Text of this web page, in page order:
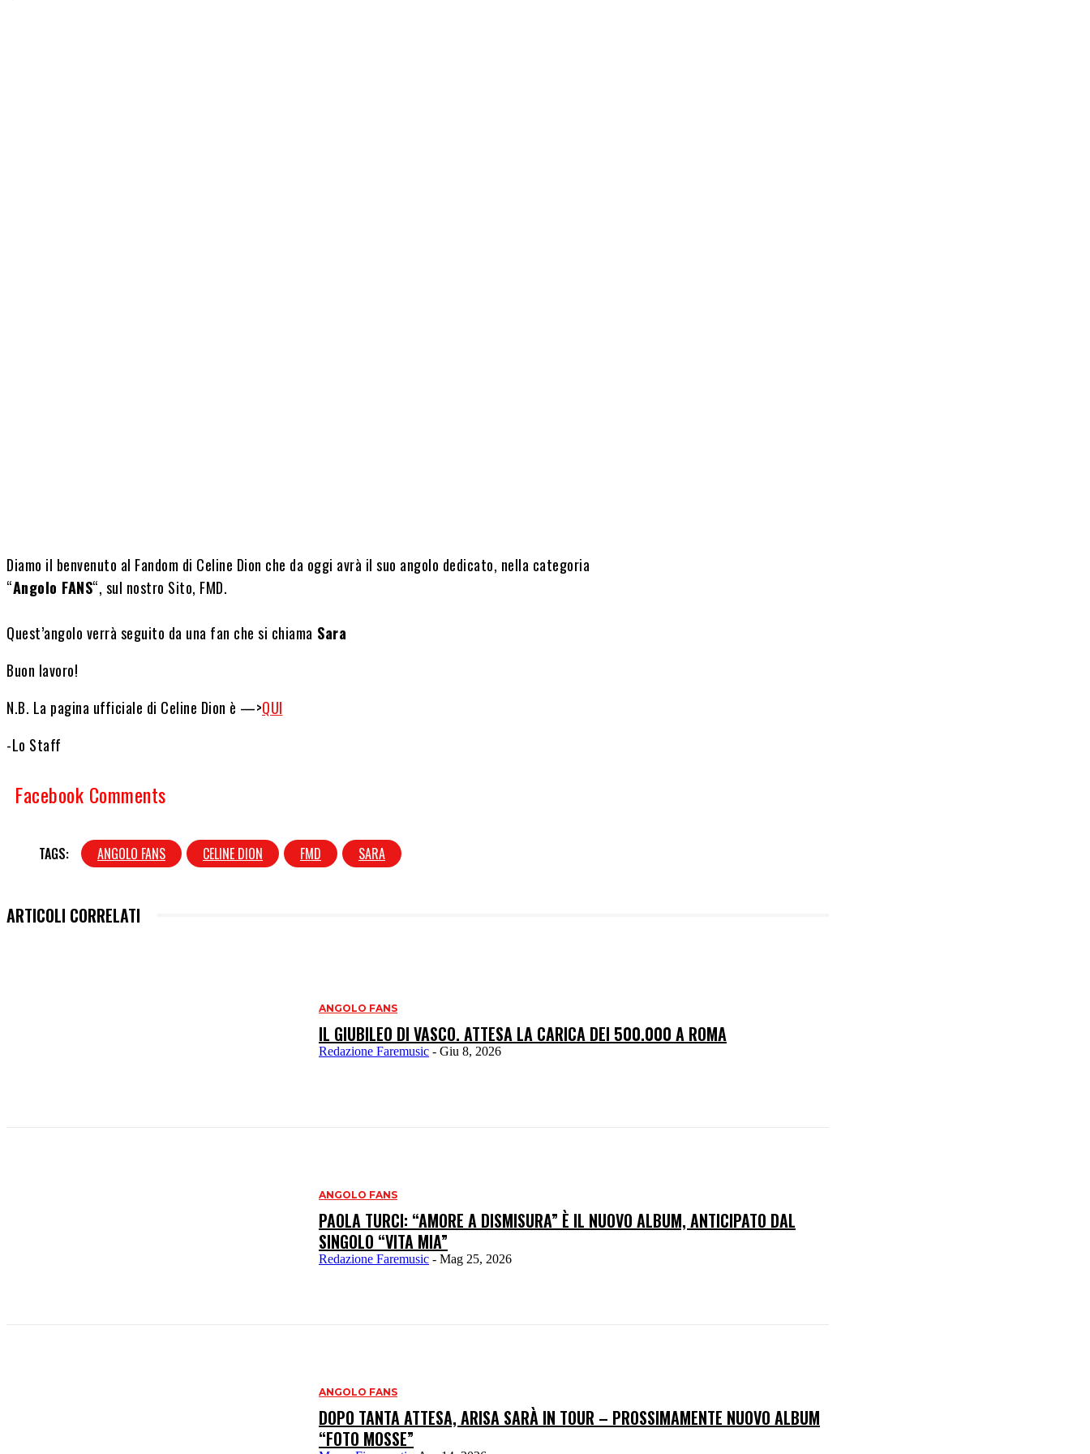
Diamo il benvenuto al Fandom di Celine Dion che da oggi avrà il suo angolo dedicato, nella categoria
“Angolo FANS“, sul nostro Sito, FMD.
Quest’angolo verrà seguito da una fan che si chiama Sara
Buon lavoro!
N.B. La pagina ufficiale di Celine Dion è —>QUI
-Lo Staff
Facebook Comments
TAGS: ANGOLO FANS CELINE DION FMD SARA
ARTICOLI CORRELATI
ANGOLO FANS
IL GIUBILEO DI VASCO. ATTESA LA CARICA DEI 500.000 A ROMA
Redazione Faremusic - Giu 8, 2026
ANGOLO FANS
PAOLA TURCI: “AMORE A DISMISURA” È IL NUOVO ALBUM, ANTICIPATO DAL
SINGOLO “VITA MIA”
Redazione Faremusic - Mag 25, 2026
ANGOLO FANS
DOPO TANTA ATTESA, ARISA SARÀ IN TOUR – PROSSIMAMENTE NUOVO ALBUM
“FOTO MOSSE”